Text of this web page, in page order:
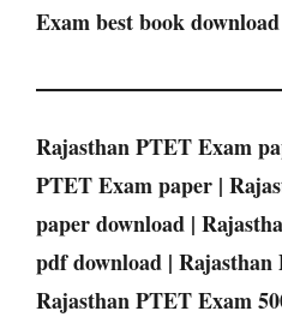
Exambest book
Rajasthan PTET Exam
PTETExampaper |
paper download |
pdf download | Rajasthan
RajasthanPTETExam